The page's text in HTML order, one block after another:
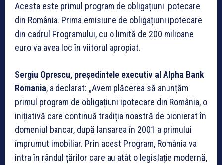
Acesta este primul program de obligațiuni ipotecare
din România. Prima emisiune de obligațiuni ipotecare
din cadrul Programului, cu o limită de 200 milioane
euro va avea loc în viitorul apropiat.
Sergiu Oprescu, președintele executiv al Alpha Bank
Romania, a declarat: „Avem plăcerea să anunțăm
primul program de obligațiuni ipotecare din România, o
inițiativă care continuă tradiția noastră de pionierat în
domeniul bancar, după lansarea în 2001 a primului
împrumut imobiliar. Prin acest Program, România va
intra în rândul țărilor care au atât o legislație modernă,